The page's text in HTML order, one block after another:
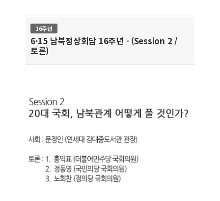
16주년
6·15 남북정상회담 16주년 - (Session 2 /
토론)